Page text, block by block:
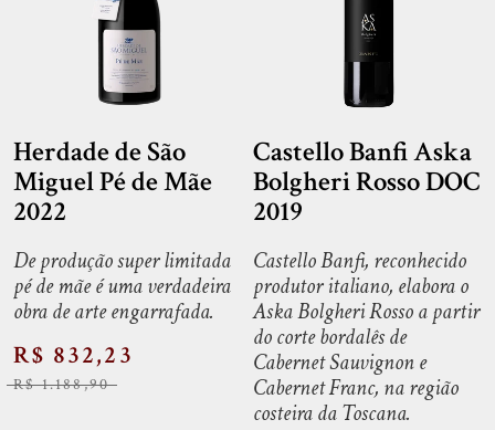
Herdade de São
Miguel Pé de Mãe
2022
De produção super limitada
pé de mãe é uma verdadeira
obra de arte engarrafada.
R$ 832,23
R$ 1.188,90
Castello Banfi Aska
Bolgheri Rosso DOC
2019
Castello Banfi, reconhecido
produtor italiano, elabora o
Aska Bolgheri Rosso a partir
do corte bordalês de
Cabernet Sauvignon e
Cabernet Franc, na região
costeira da Toscana.